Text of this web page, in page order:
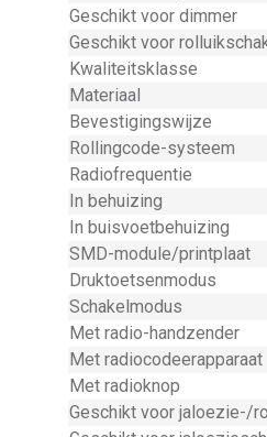
Geschikt voor dimmer
Geschikt voor
Kwaliteitsklasse
Materiaal
Bevestigingswijze
Rollingcode-systeem
Radiofrequentie
In behuizing
In buisvoetbehuizing
SMD-module/printplaat
Druktoetsenmodus
Schakelmodus
Met radio-handzender
Met radiocodeerapparaat
Met radioknop
Geschikt voor jaloezie-/